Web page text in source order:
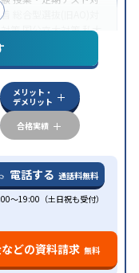
策国公立大対策私大
検定)対策
その
替可能 不登校生に対
利用オンライン対応
みの受講可発達障害
メリット・
デメリット
合格実績
電話する 通話料無料
～19:00（土日祝も受付）
どの資料請求 無料